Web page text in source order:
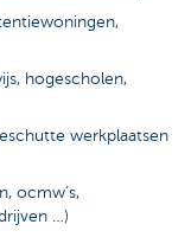
hogescholen,
werkplaatsen
ocmw’s,
…)